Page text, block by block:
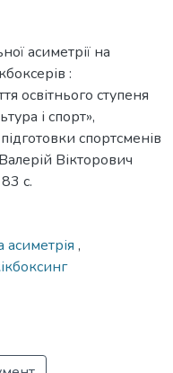
асиметрії на
:
освітнього ступеня
і спорт»,
спортсменів
Вікторович
с.
,